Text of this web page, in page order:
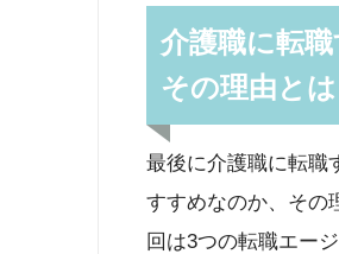
介護職に転
その理由とは
最後に介護職に転職
すすめなのか、その
回は3つの転職エー